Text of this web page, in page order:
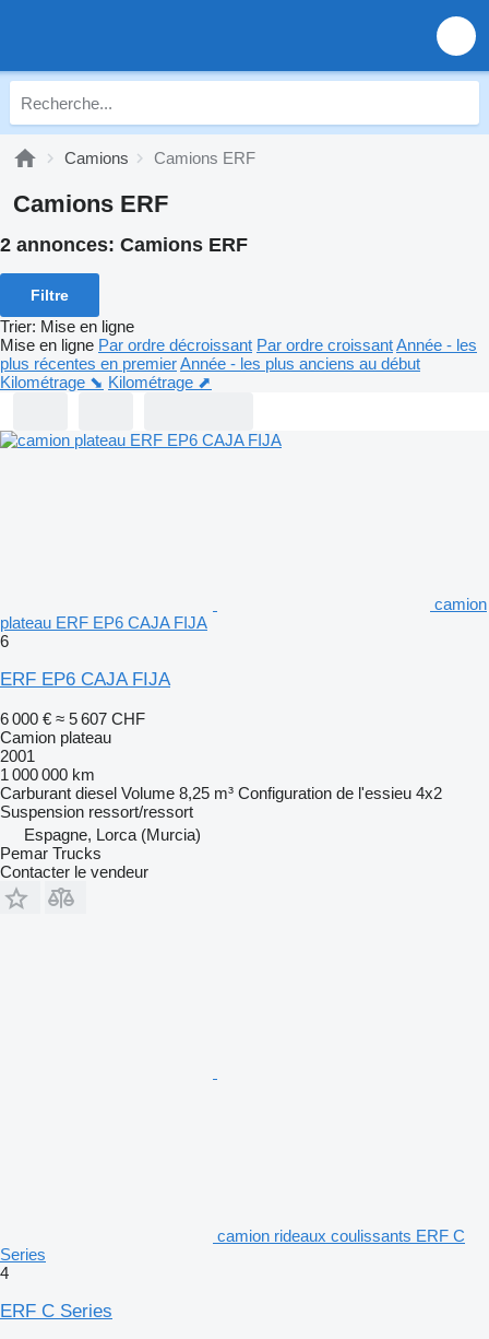
Camions Camions ERF
Camions ERF
2 annonces: Camions ERF
Filtre
Trier: Mise en ligne
Mise en ligne Par ordre décroissant Par ordre croissantAnnée - les
plus récentes en premierAnnée - les plus anciens au début
Kilométrage ⬊ Kilométrage ⬈
camion
plateau ERF EP6 CAJA FIJA
6
ERF EP6 CAJA FIJA
6 000 € ≈ 5 607 CHF
Camion plateau
2001
1 000 000 km
Carburant diesel Volume 8,25 m³ Configuration de l'essieu 4x2
Suspension ressort/ressort
Espagne, Lorca (Murcia)
Pemar Trucks
Contacter le vendeur
camion rideaux coulissants ERF C
Series
4
ERF C Series